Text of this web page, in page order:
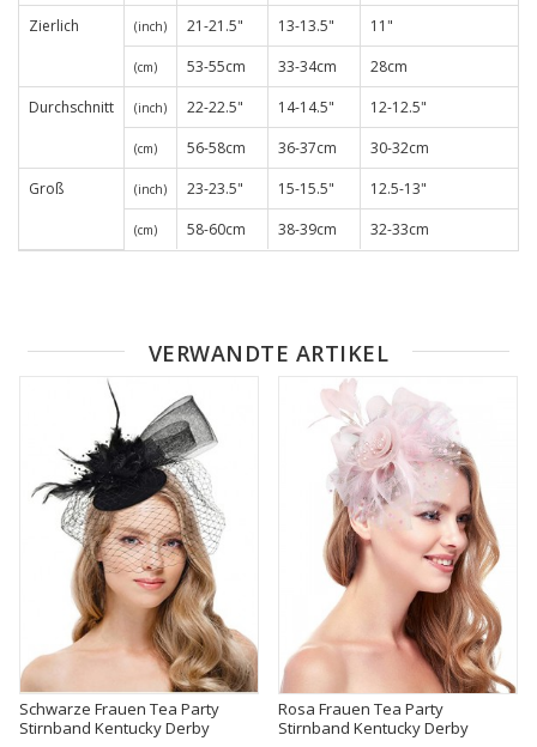
Zierlich (inch) 21-21.5" 13-13.5" 11"
(cm) 53-55cm 33-34cm
28cm
Durchschnitt
(inch) 22-22.5" 14-14.5" 12-12.5"
(cm) 56-58cm 36-37cm
30-32cm
Groß
(inch) 23-23.5" 15-15.5" 12.5-13"
(cm) 58-60cm 38-39cm 32-33cm
VERWANDTE ARTIKEL
Schwarze Frauen Tea Party
Stirnband Kentucky Derby
Rosa Frauen Tea Party
Stirnband Kentucky Derby